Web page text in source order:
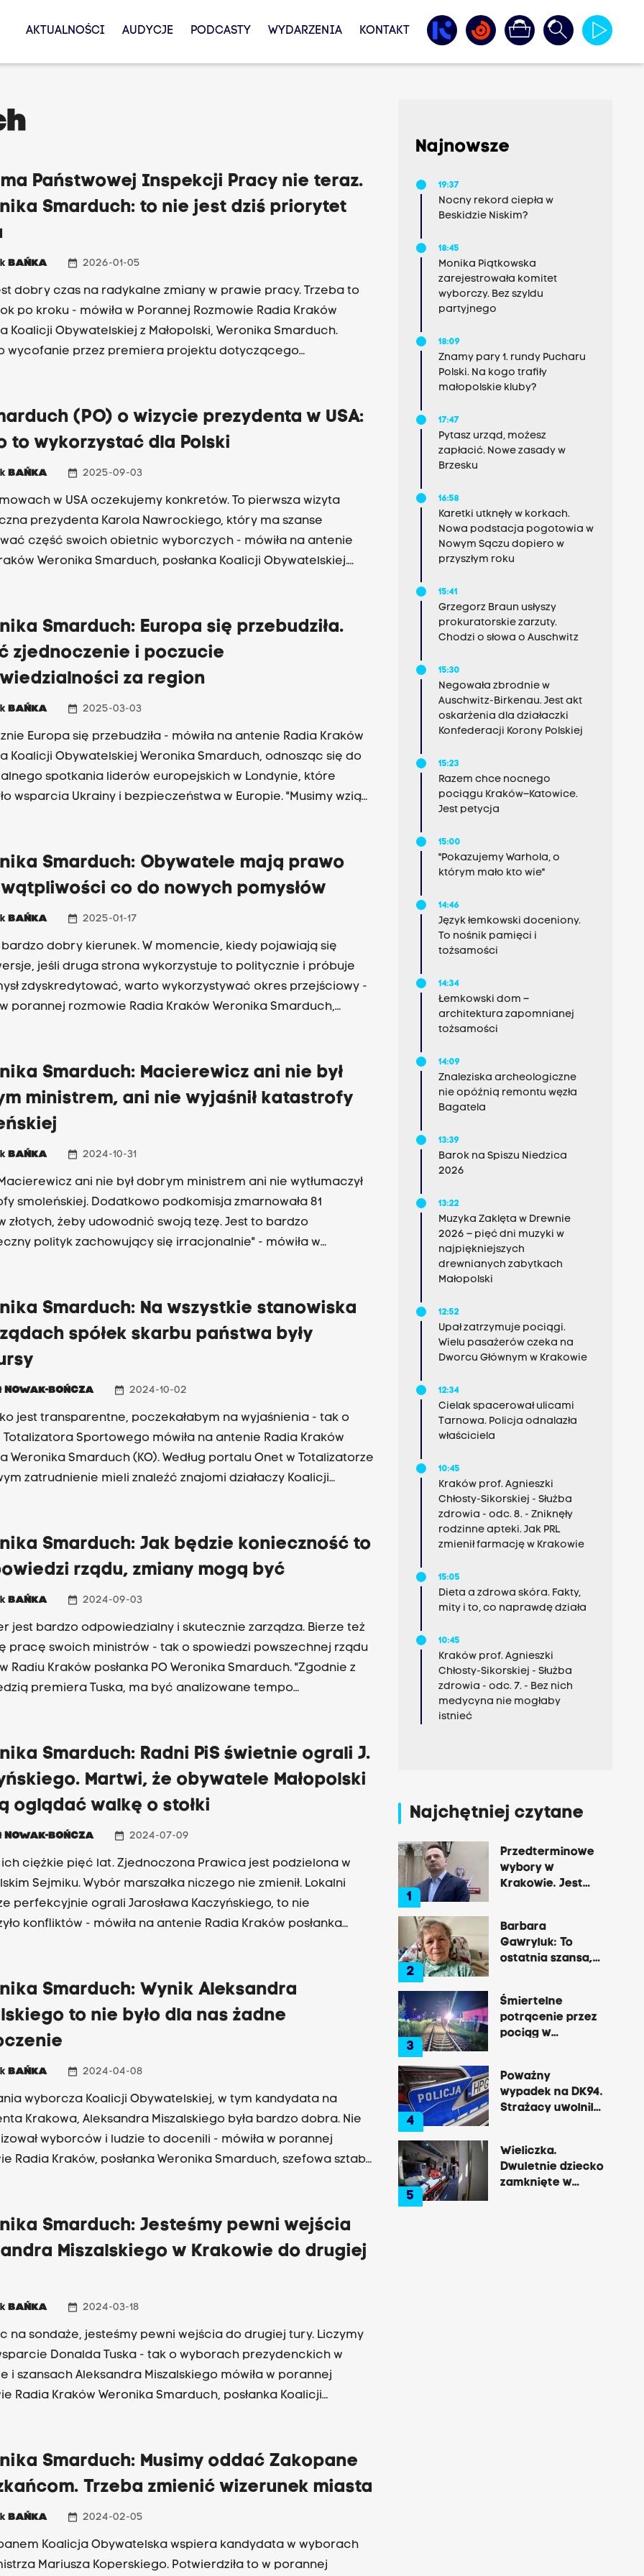
AKTUALNOŚCI AUDYCJE PODCASTY WYDARZENIA KONTAKT
Państwowej Inspekcji Pracy nie teraz.
Smarduch: to nie jest dziś priorytet
BAŃKA date_range 2026-01-05
dobry czas na radykalne zmiany w prawie pracy. Trzeba to
po kroku - mówiła w Porannej Rozmowie Radia Kraków
Koalicji Obywatelskiej z Małopolski, Weronika Smarduch.
wycofanie przez premiera projektu dotyczącego
z kryzysu gospodarczego, trzeba poczekać, aż sytuacja się
- przekonuje Smarduch.
(PO) o wizycie prezydenta w USA:
to wykorzystać dla Polski
BAŃKA date_range 2025-09-03
w USA oczekujemy konkretów. To pierwsza wizyta
prezydenta Karola Nawrockiego, który ma szanse
część swoich obietnic wyborczych - mówiła na antenie
Weronika Smarduch, posłanka Koalicji Obywatelskiej.
jeśli chodzi o tę rozmowę. Chcielibyśmy, żeby
amerykańskiemu prezydentowi, jaki jest rzeczywisty cel
Putina na Ukrainie, żeby prezydent USA pomógł w
sprawiedliwego pokoju i by Amerykanie nie redukowali
swoich wojsk Polsce" - mówiła posłanka Smarduch w
Smarduch: Europa się przebudziła.
zjednoczenie i poczucie
za region
BAŃKA date_range 2025-03-03
Europa się przebudziła - mówiła na antenie Radia Kraków
Koalicji Obywatelskiej Weronika Smarduch, odnosząc się do
spotkania liderów europejskich w Londynie, które
wsparcia Ukrainy i bezpieczeństwa w Europie. "Musimy wziąć
Radia Kraków. Smarduch zaznaczyła, że Europa musi wziąć
zbrojenia i negocjacje w sprawie pokoju, bo tylko wtedy
i będzie mieć gwarancje bezpieczeństwa. Posłanka
że Polska ma w tym momencie najsilniejszą armię w
Smarduch: Obywatele mają prawo
co do nowych pomysłów
BAŃKA date_range 2025-01-17
bardzo dobry kierunek. W momencie, kiedy pojawiają się
jeśli druga strona wykorzystuje to politycznie i próbuje
zdyskredytować, warto wykorzystywać okres przejściowy -
w porannej rozmowie Radia Kraków Weronika Smarduch,
nowego przedmiotu, który od nowego roku szkolnego ma
szkół. Nie będzie on obowiązkowym, choć resort edukacji
planował inaczej. "Nie uważam tego za porażkę. To najlepszy
wprowadzenie zmian" - mówiła Weronika Smarduch.
Smarduch: Macierewicz ani nie był
ministrem, ani nie wyjaśnił katastrofy
BAŃKA date_range 2024-10-31
ani nie był dobrym ministrem ani nie wytłumaczył
smoleńskiej. Dodatkowo podkomisja zmarnowała 81
złotych, żeby udowodnić swoją tezę. Jest to bardzo
polityk zachowujący się irracjonalnie" - mówiła w
Smarduch: Na wszystkie stanowiska
spółek skarbu państwa były
NOWAK-BOŃCZA date_range 2024-10-02
jest transparentne, poczekałabym na wyjaśnienia - tak o
Sportowego mówiła na antenie Radia Kraków
Weronika Smarduch (KO). Według portalu Onet w Totalizatorze
zatrudnienie mieli znaleźć znajomi działaczy Koalicji
wszystkich regionalnych dyrektorów, a w ich miejsce
osoby z politycznymi powiązaniami - donosi portal.
Aktywów Państwowych prowadzi kontrolę w spółce, a
nie tylko opozycyjni - mówią o skoku na kasę i patologii. "Na
Smarduch: Jak będzie konieczność to
rządu, zmiany mogą być
BAŃKA date_range 2024-09-03
jest bardzo odpowiedzialny i skutecznie zarządza. Bierze też
pracę swoich ministrów - tak o spowiedzi powszechnej rządu
Radiu Kraków posłanka PO Weronika Smarduch. "Zgodnie z
premiera Tuska, ma być analizowane tempo
Smarduch: Radni PiS świetnie ograli J.
Martwi, że obywatele Małopolski
oglądać walkę o stołki
NOWAK-BOŃCZA date_range 2024-07-09
ich ciężkie pięć lat. Zjednoczona Prawica jest podzielona w
Sejmiku. Wybór marszałka niczego nie zmienił. Lokalni
perfekcyjnie ograli Jarosława Kaczyńskiego, to nie
konfliktów - mówiła na antenie Radia Kraków posłanka
Prezydenta, a jednocześnie radny Sejmiku, Piotr Ćwik.
wybrali marszałka i stracili większość. Taka sytuacja będzie się
nie będą mieć stabilnej większości w Sejmiku" - mówiła
Smarduch w porannej rozmowie Radia Kraków.
Smarduch: Wynik Aleksandra
to nie było dla nas żadne
BAŃKA date_range 2024-04-08
wyborcza Koalicji Obywatelskiej, w tym kandydata na
Krakowa, Aleksandra Miszalskiego była bardzo dobra. Nie
wyborców i ludzie to docenili - mówiła w porannej
Radia Kraków, posłanka Weronika Smarduch, szefowa sztabu
przy bliższym poznaniu. To jego wady" - mówiła Smarduch.
sztabu Platformy Obywatelskiej nie zdradziła jednak, czy
obiecał Stanisławowi Mazurowi, który wycofał się z wyborów,
wiceprezydenta.
Smarduch: Jesteśmy pewni wejścia
Miszalskiego w Krakowie do drugiej
BAŃKA date_range 2024-03-18
na sondaże, jesteśmy pewni wejścia do drugiej tury. Liczymy
Donalda Tuska - tak o wyborach prezydenckich w
i szansach Aleksandra Miszalskiego mówiła w porannej
Radia Kraków Weronika Smarduch, posłanka Koalicji
Smarduch: Musimy oddać Zakopane
Trzeba zmienić wizerunek miasta
BAŃKA date_range 2024-02-05
Koalicja Obywatelska wspiera kandydata w wyborach
Mariusza Koperskiego. Potwierdziła to w porannej
Najnowsze
19:37
Nocny rekord ciepła w
Beskidzie Niskim?
18:45
Monika Piątkowska
zarejestrowała komitet
wyborczy. Bez szyldu
partyjnego
18:09
Znamy pary 1. rundy Pucharu
Polski. Na kogo trafiły
małopolskie kluby?
17:47
Pytasz urząd, możesz
zapłacić. Nowe zasady w
Brzesku
16:58
Karetki utknęły w korkach.
Nowa podstacja pogotowia w
Nowym Sączu dopiero w
przyszłym roku
15:41
Grzegorz Braun usłyszy
prokuratorskie zarzuty.
Chodzi o słowa o Auschwitz
15:30
Negowała zbrodnie w
Auschwitz-Birkenau. Jest akt
oskarżenia dla działaczki
Konfederacji Korony Polskiej
15:23
Razem chce nocnego
pociągu Kraków–Katowice.
Jest petycja
15:00
"Pokazujemy Warhola, o
którym mało kto wie"
14:46
Język łemkowski doceniony.
To nośnik pamięci i
tożsamości
14:34
Łemkowski dom –
architektura zapomnianej
tożsamości
14:09
Znaleziska archeologiczne
nie opóźnią remontu węzła
Bagatela
13:39
Barok na Spiszu Niedzica
2026
13:22
Muzyka Zaklęta w Drewnie
2026 – pięć dni muzyki w
najpiękniejszych
drewnianych zabytkach
Małopolski
12:52
Upał zatrzymuje pociągi.
Wielu pasażerów czeka na
Dworcu Głównym w Krakowie
12:34
Cielak spacerował ulicami
Tarnowa. Policja odnalazła
właściciela
10:45
Kraków prof. Agnieszki
Chłosty-Sikorskiej - Służba
zdrowia - odc. 8. - Zniknęły
rodzinne apteki. Jak PRL
zmienił farmację w Krakowie
15:05
Dieta a zdrowa skóra. Fakty,
mity i to, co naprawdę działa
10:45
Kraków prof. Agnieszki
Chłosty-Sikorskiej - Służba
zdrowia - odc. 7. - Bez nich
medycyna nie mogłaby
istnieć
Najchętniej czytane
1
Przedterminowe
wybory w
Krakowie. Jest
2
Barbara
Gawryluk: To
ostatnia szansa,
chorobie
3
Śmiertelne
potrącenie przez
pociąg w
trasie do Krakowa
4
Poważny
wypadek na DK94.
Strażacy uwolnili
5
Wieliczka.
Dwuletnie dziecko
zamknięte w